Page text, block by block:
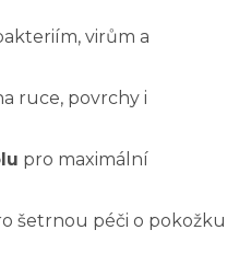
virům a
ruce, povrchy i
pro maximální
šetrnou péči o pokožku